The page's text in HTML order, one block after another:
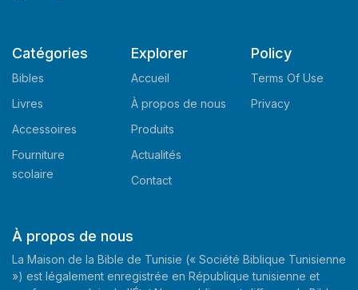
Catégories
Bibles
Livres
Accessoires
Fourniture
scolaire
Explorer
Accueil
À propos de nous
Produits
Actualités
Contact
Policy
Terms Of Use
Privacy
À propos de nous
La Maison de la Bible de Tunisie (« Société Biblique Tunisienne
») est légalement enregistrée en République tunisienne et